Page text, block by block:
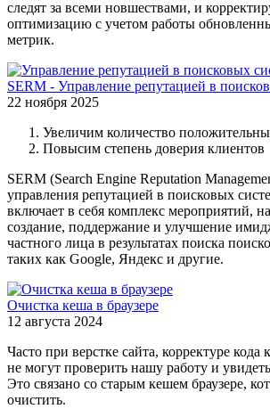
следят за всеми новшествами, и
оптимизацию с учетом работы
метрик.
SERM - Управление репутацией в
22 ноября 2025
Увеличим количество
Повысим степень доверия клиентов
SERM (Search Engine Reputation
управления репутацией в поисковых
включает в себя комплекс мероприятий,
создание, поддержание и улучшение
частного лица в результатах поиска
таких как Google, Яндекс и другие.
Очистка кеша в браузере
12 августа 2024
Часто при верстке сайта, корректуре кода
не могут проверить нашу работу и
Это связано со старым кешем браузере,
очистить.